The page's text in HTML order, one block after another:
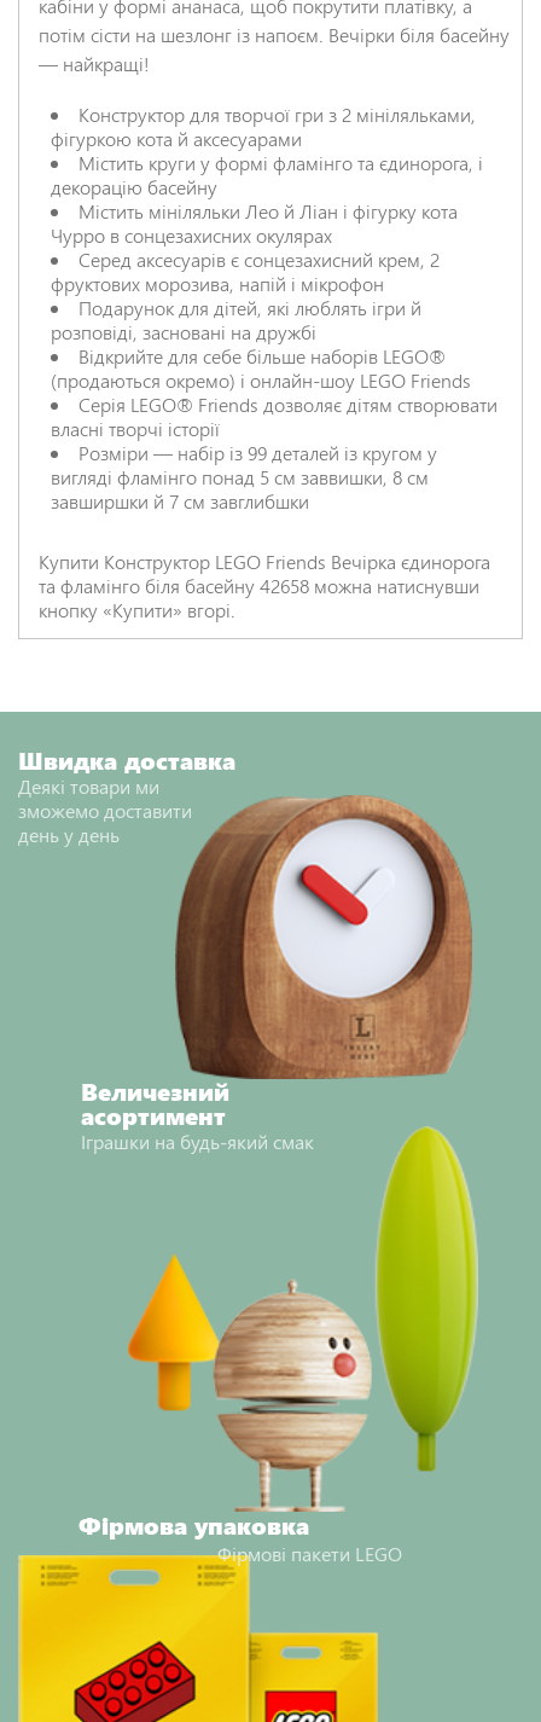
кабіни у формі ананаса, щоб покрутити платівку, а
потім сісти на шезлонг із напоєм. Вечірки біля басейну
— найкращі!
Конструктор для творчої гри з 2 мініляльками,
фігуркою кота й аксесуарами
Містить круги у формі фламінго та єдинорога, і
декорацію басейну
Містить мініляльки Лео й Ліан і фігурку кота
Чурро в сонцезахисних окулярах
Серед аксесуарів є сонцезахисний крем, 2
фруктових морозива, напій і мікрофон
Подарунок для дітей, які люблять ігри й
розповіді, засновані на дружбі
Відкрийте для себе більше наборів LEGO®
(продаються окремо) і онлайн-шоу LEGO Friends
Серія LEGO® Friends дозволяє дітям створювати
власні творчі історії
Розміри — набір із 99 деталей із кругом у
вигляді фламінго понад 5 см заввишки, 8 см
завширшки й 7 см завглибшки
Купити Конструктор LEGO Friends Вечірка єдинорога
та фламінго біля басейну 42658 можна натиснувши
кнопку «Купити» вгорі.
НАДІСЛАТИ ВІДГУК
Швидка доставка
Деякі товари ми
зможемо доставити
день у день
Величезний
асортимент
Іграшки на будь-який смак
Фірмова упаковка
Фірмові пакети LEGO